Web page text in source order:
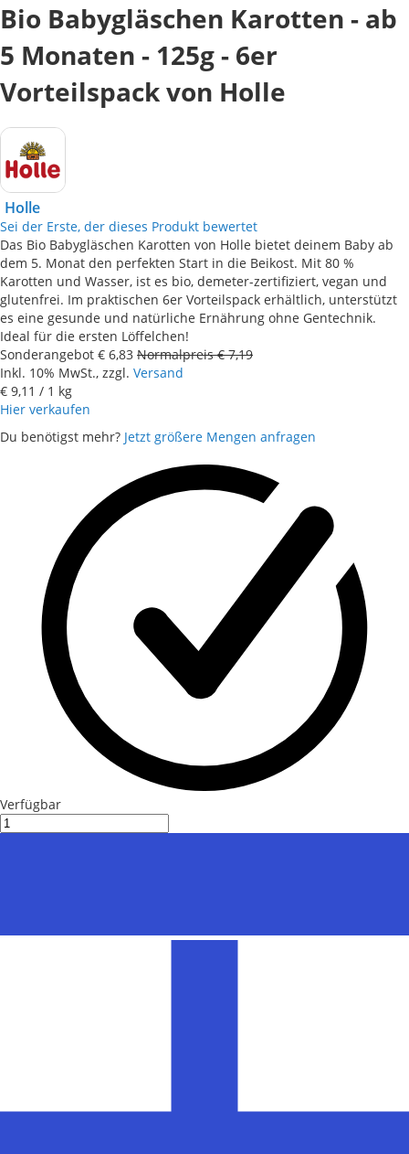
Bio Babygläschen Karotten - ab
5 Monaten - 125g - 6er
Vorteilspack von Holle
Holle
Sei der Erste, der dieses Produkt bewertet
Das Bio Babygläschen Karotten von Holle bietet deinem Baby ab
dem 5. Monat den perfekten Start in die Beikost. Mit 80 %
Karotten und Wasser, ist es bio, demeter-zertifiziert, vegan und
glutenfrei. Im praktischen 6er Vorteilspack erhältlich, unterstützt
es eine gesunde und natürliche Ernährung ohne Gentechnik.
Ideal für die ersten Löffelchen!
Sonderangebot € 6,83 Normalpreis € 7,19
Inkl. 10% MwSt., zzgl. Versand
€ 9,11 / 1 kg
Hier verkaufen
Du benötigst mehr? Jetzt größere Mengen anfragen
Verfügbar